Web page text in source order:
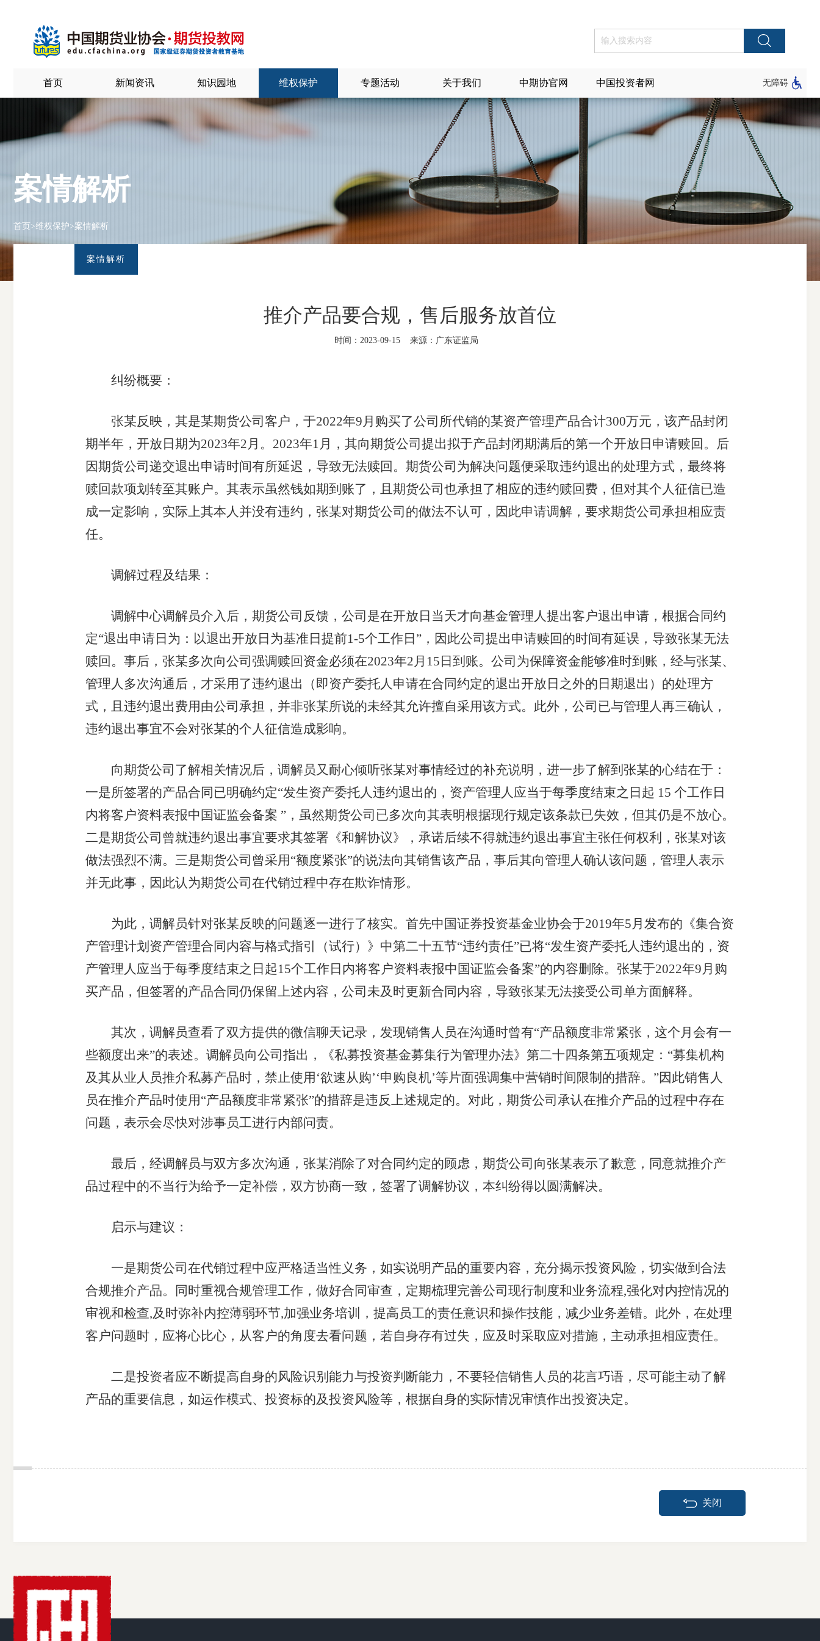
首页 新闻资讯 知识园地 维权保护 专题活动 关于我们 中期协官网 中国投资者网 无障碍
案情解析
首页>维权保护>案情解析
案情解析
推介产品要合规，售后服务放首位
时间：2023-09-15 来源：广东证监局
纠纷概要：
张某反映，其是某期货公司客户，于2022年9月购买了公司所代销的某资产管理产品合计300万元，该产品封闭
期半年，开放日期为2023年2月。2023年1月，其向期货公司提出拟于产品封闭期满后的第一个开放日申请赎回。后
因期货公司递交退出申请时间有所延迟，导致无法赎回。期货公司为解决问题便采取违约退出的处理方式，最终将
赎回款项划转至其账户。其表示虽然钱如期到账了，且期货公司也承担了相应的违约赎回费，但对其个人征信已造
成一定影响，实际上其本人并没有违约，张某对期货公司的做法不认可，因此申请调解，要求期货公司承担相应责
任。
调解过程及结果：
调解中心调解员介入后，期货公司反馈，公司是在开放日当天才向基金管理人提出客户退出申请，根据合同约
定“退出申请日为：以退出开放日为基准日提前1-5个工作日”，因此公司提出申请赎回的时间有延误，导致张某无法
赎回。事后，张某多次向公司强调赎回资金必须在2023年2月15日到账。公司为保障资金能够准时到账，经与张某、
管理人多次沟通后，才采用了违约退出（即资产委托人申请在合同约定的退出开放日之外的日期退出）的处理方
式，且违约退出费用由公司承担，并非张某所说的未经其允许擅自采用该方式。此外，公司已与管理人再三确认，
违约退出事宜不会对张某的个人征信造成影响。
向期货公司了解相关情况后，调解员又耐心倾听张某对事情经过的补充说明，进一步了解到张某的心结在于：
一是所签署的产品合同已明确约定“发生资产委托人违约退出的，资产管理人应当于每季度结束之日起 15 个工作日
内将客户资料表报中国证监会备案 ”，虽然期货公司已多次向其表明根据现行规定该条款已失效，但其仍是不放心。
二是期货公司曾就违约退出事宜要求其签署《和解协议》，承诺后续不得就违约退出事宜主张任何权利，张某对该
做法强烈不满。三是期货公司曾采用“额度紧张”的说法向其销售该产品，事后其向管理人确认该问题，管理人表示
并无此事，因此认为期货公司在代销过程中存在欺诈情形。
为此，调解员针对张某反映的问题逐一进行了核实。首先中国证券投资基金业协会于2019年5月发布的《集合资
产管理计划资产管理合同内容与格式指引（试行）》中第二十五节“违约责任”已将“发生资产委托人违约退出的，资
产管理人应当于每季度结束之日起15个工作日内将客户资料表报中国证监会备案”的内容删除。张某于2022年9月购
买产品，但签署的产品合同仍保留上述内容，公司未及时更新合同内容，导致张某无法接受公司单方面解释。
其次，调解员查看了双方提供的微信聊天记录，发现销售人员在沟通时曾有“产品额度非常紧张，这个月会有一
些额度出来”的表述。调解员向公司指出，《私募投资基金募集行为管理办法》第二十四条第五项规定：“募集机构
及其从业人员推介私募产品时，禁止使用‘欲速从购’‘申购良机’等片面强调集中营销时间限制的措辞。”因此销售人
员在推介产品时使用“产品额度非常紧张”的措辞是违反上述规定的。对此，期货公司承认在推介产品的过程中存在
问题，表示会尽快对涉事员工进行内部问责。
最后，经调解员与双方多次沟通，张某消除了对合同约定的顾虑，期货公司向张某表示了歉意，同意就推介产
品过程中的不当行为给予一定补偿，双方协商一致，签署了调解协议，本纠纷得以圆满解决。
启示与建议：
一是期货公司在代销过程中应严格适当性义务，如实说明产品的重要内容，充分揭示投资风险，切实做到合法
合规推介产品。同时重视合规管理工作，做好合同审查，定期梳理完善公司现行制度和业务流程,强化对内控情况的
审视和检查,及时弥补内控薄弱环节,加强业务培训，提高员工的责任意识和操作技能，减少业务差错。此外，在处理
客户问题时，应将心比心，从客户的角度去看问题，若自身存有过失，应及时采取应对措施，主动承担相应责任。
二是投资者应不断提高自身的风险识别能力与投资判断能力，不要轻信销售人员的花言巧语，尽可能主动了解
产品的重要信息，如运作模式、投资标的及投资风险等，根据自身的实际情况审慎作出投资决定。
关闭